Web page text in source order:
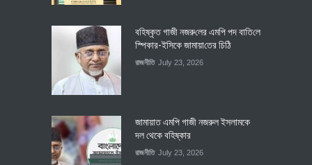
বহিষ্কৃত গাজী নজরু‌লের এম‌পি পদ বা‌তি‌লে
স্পিকার-ইসিকে জামায়া‌তের চি‌ঠি
রাজনীতি July 23, 2026
জামায়াত এমপি গাজী নজরুল ইসলামকে
দল থেকে বহিষ্কার
রাজনীতি July 23, 2026